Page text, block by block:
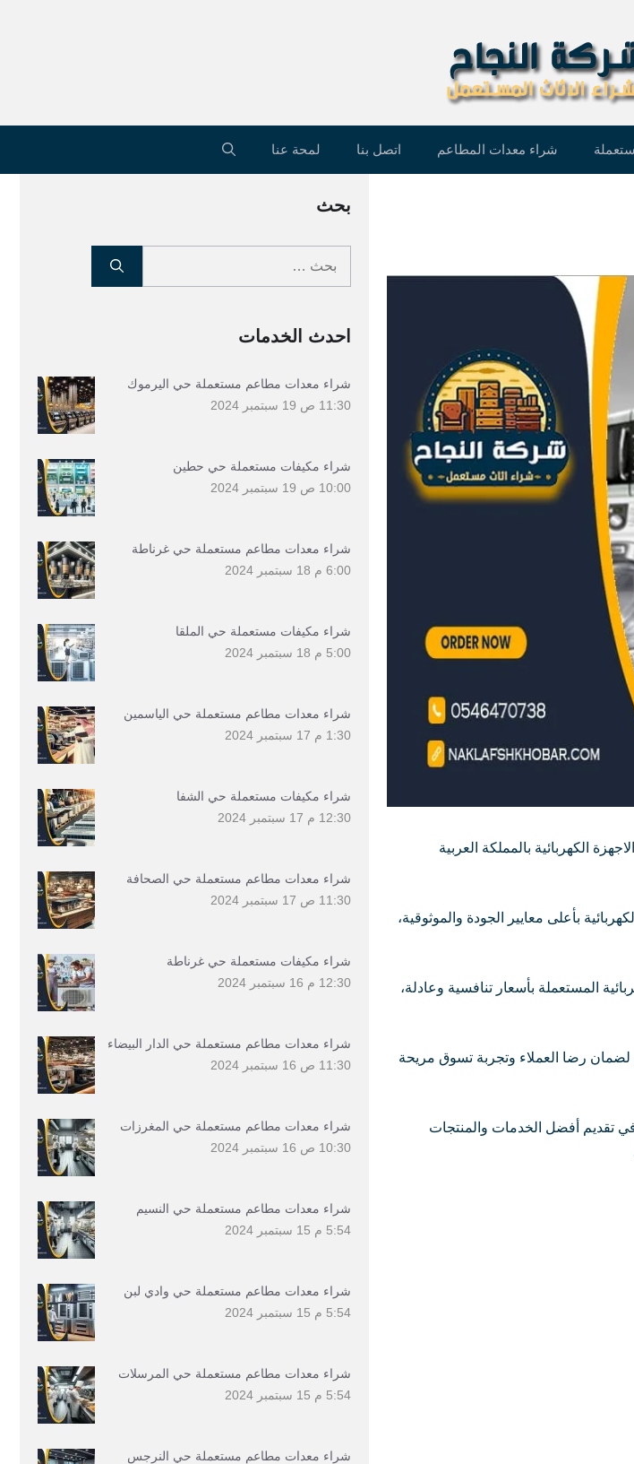
شراء معدات المطاعم اتصل بنا لمحة عنا
الكهربائية بالمملكة العربية
بأعلى معايير الجودة والموثوقية،
المستعملة بأسعار تنافسية وعادلة،
لضمان رضا العملاء وتجربة تسوق مريحة
تقديم أفضل الخدمات والمنتجات
بحث
احدث الخدمات
شراء معدات مطاعم مستعملة حي اليرموك
11:30 ص 19 سبتمبر 2024
شراء مكيفات مستعملة حي حطين
10:00 ص 19 سبتمبر 2024
شراء معدات مطاعم مستعملة حي غرناطة
6:00 م 18 سبتمبر 2024
شراء مكيفات مستعملة حي الملقا
5:00 م 18 سبتمبر 2024
شراء معدات مطاعم مستعملة حي الياسمين
1:30 م 17 سبتمبر 2024
شراء مكيفات مستعملة حي الشفا
12:30 م 17 سبتمبر 2024
شراء معدات مطاعم مستعملة حي الصحافة
11:30 ص 17 سبتمبر 2024
شراء مكيفات مستعملة حي غرناطة
12:30 م 16 سبتمبر 2024
شراء معدات مطاعم مستعملة حي الدار البيضاء
11:30 ص 16 سبتمبر 2024
شراء معدات مطاعم مستعملة حي المغرزات
10:30 ص 16 سبتمبر 2024
شراء معدات مطاعم مستعملة حي النسيم
5:54 م 15 سبتمبر 2024
شراء معدات مطاعم مستعملة حي وادي لبن
5:54 م 15 سبتمبر 2024
شراء معدات مطاعم مستعملة حي المرسلات
5:54 م 15 سبتمبر 2024
شراء معدات مطاعم مستعملة حي النرجس